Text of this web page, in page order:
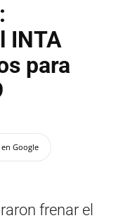
INTA
para
Google
frenar el